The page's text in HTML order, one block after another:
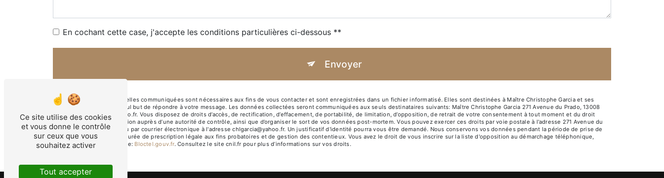
En cochant cette case, j'accepte les conditions particulières ci-dessous **
Envoyer
** Les données personnelles communiquées sont nécessaires aux fins de vous contacter et sont enregistrées dans un fichier informatisé. Elles sont destinées à Maître Christophe Garcia et ses
sous-traitants dans le seul but de répondre à votre message. Les données collectées seront communiquées aux seuls destinataires suivants: Maître Christophe Garcia 271 Avenue du Prado, 13008
Marseille chlgarcia@yahoo.fr. Vous disposez de droits d’accès, de rectification, d’effacement, de portabilité, de limitation, d’opposition, de retrait de votre consentement à tout moment et du droit
d’introduire une réclamation auprès d’une autorité de contrôle, ainsi que d’organiser le sort de vos données post-mortem. Vous pouvez exercer ces droits par voie postale à l'adresse 271 Avenue du
Prado, 13008 Marseille ou par courrier électronique à l'adresse chlgarcia@yahoo.fr. Un justificatif d'identité pourra vous être demandé. Nous conservons vos données pendant la période de prise de
contact puis pendant la durée de prescription légale aux fins probatoires et de gestion des contentieux. Vous avez le droit de vous inscrire sur la liste d'opposition au démarchage téléphonique,
disponible à cette adresse: Bloctel.gouv.fr. Consultez le site cnil.fr pour plus d’informations sur vos droits.
Ce site utilise des cookies
et vous donne le contrôle
sur ceux que vous
souhaitez activer
Tout accepter